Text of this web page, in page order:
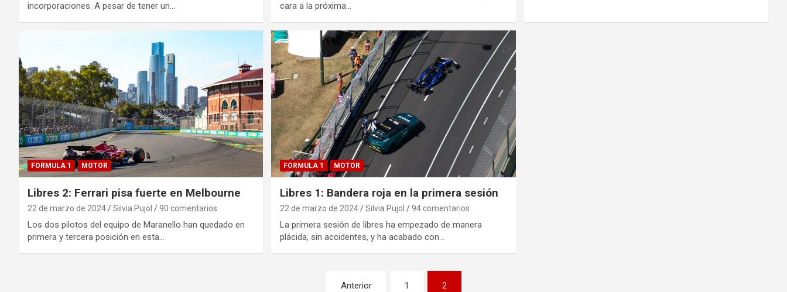
incorporaciones. A pesar de tener un…
cara a la próxima…
FORMULA 1 MOTOR
Libres 2: Ferrari pisa fuerte en Melbourne
22 de marzo de 2024 Silvia Pujol 90 comentarios
Los dos pilotos del equipo de Maranello han quedado en
primera y tercera posición en esta…
FORMULA 1 MOTOR
Libres 1: Bandera roja en la primera sesión
22 de marzo de 2024 Silvia Pujol 94 comentarios
La primera sesión de libres ha empezado de manera
plácida, sin accidentes, y ha acabado con…
Anterior 1 2